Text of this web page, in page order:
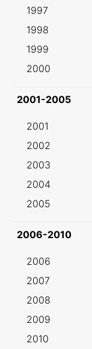
1997
1998
1999
2000
2001-2005
2001
2002
2003
2004
2005
2006-2010
2006
2007
2008
2009
2010